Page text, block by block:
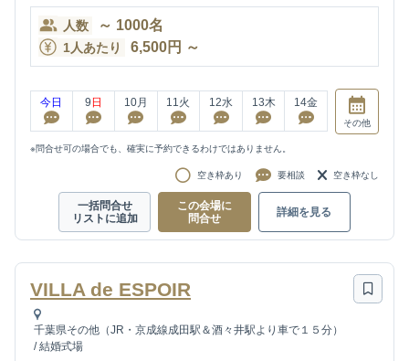
人数 ～ 1000名
1人あたり 6,500円 ～
今日 9 日 10月 11火 12水 13木 14金
その他
※問合せ可の場合でも、確実に予約できるわけではありません。
空き枠あり 要相談 空き枠なし
一括問合せ
リストに追加
この会場に
問合せ
詳細を見る
VILLA de ESPOIR
千葉県その他（JR・京成線成田駅＆酒々井駅より車で１５分）
/ 結婚式場